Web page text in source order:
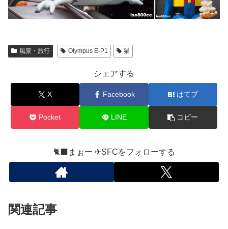
風景・旅行 Olympus E-P1 猫
シェアする
X Facebook はてブ
Pocket LINE コピー
🐈‍⬛まぉー ✈︎SFCをフォローする
関連記事